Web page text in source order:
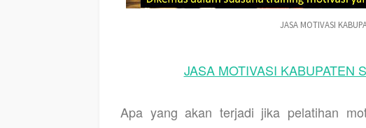
JASA MOTIVASI
JASA MOTIVASI KABUPATEN
Apa yang akan terjadi jika pelatihan